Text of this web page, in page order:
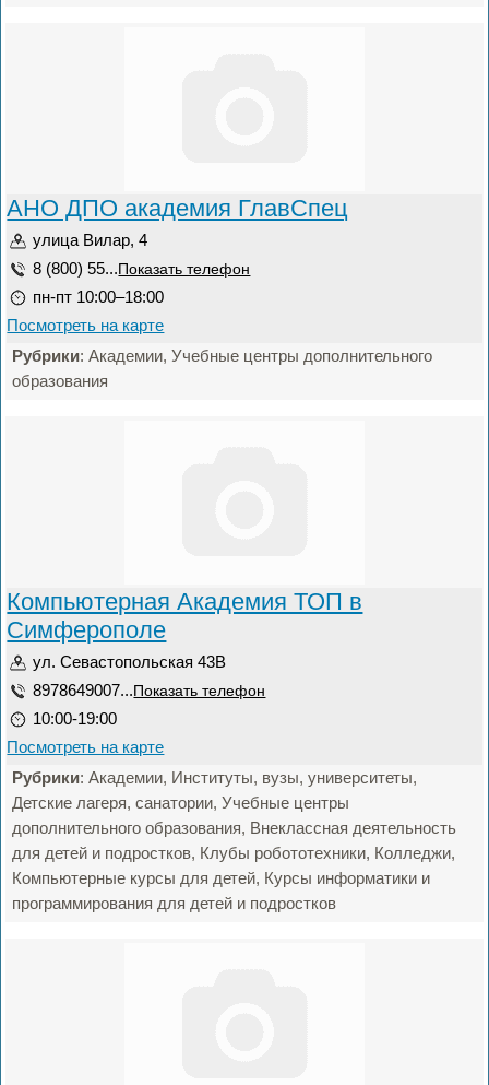
АНО ДПО академия ГлавСпец
улица Вилар, 4
8 (800) 55... Показать телефон
пн-пт 10:00–18:00
Посмотреть на карте
Рубрики: Академии, Учебные центры дополнительного
образования
Компьютерная Академия ТОП в
Симферополе
ул. Севастопольская 43В
8978649007... Показать телефон
10:00-19:00
Посмотреть на карте
Рубрики: Академии, Институты, вузы, университеты,
Детские лагеря, санатории, Учебные центры
дополнительного образования, Внеклассная деятельность
для детей и подростков, Клубы робототехники, Колледжи,
Компьютерные курсы для детей, Курсы информатики и
программирования для детей и подростков